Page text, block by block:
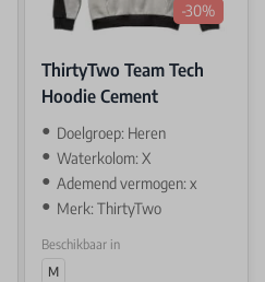
-30%
ThirtyTwo Team Tech
Hoodie Cement
Doelgroep: Heren
Waterkolom: X
Ademend vermogen: x
Merk: ThirtyTwo
Beschikbaar in
M